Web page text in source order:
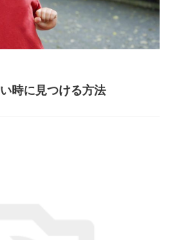
時に見つける方法